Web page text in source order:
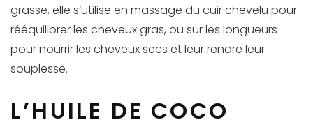
grasse, elle s’utilise en massage du cuir chevelu pour
rééquilibrer les cheveux gras, ou sur les longueurs
pour nourrir les cheveux secs et leur rendre leur
souplesse.
L’HUILE DE COCO